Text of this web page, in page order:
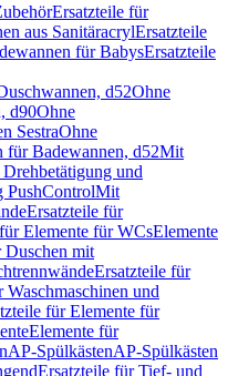
Ersatzteile für
aus SanitäracrylErsatzteile
für BabysErsatzteile
d52Ohne
d90Ohne
SestraOhne
für Badewannen, d52Mit
und
PushControlMit
Ersatzteile für
Elemente für WCsElemente
Duschen mit
Ersatzteile für
Waschmaschinen und
für Elemente für
Elemente für
AP-SpülkästenAP-Spülkästen
Ersatzteile für Tief- und